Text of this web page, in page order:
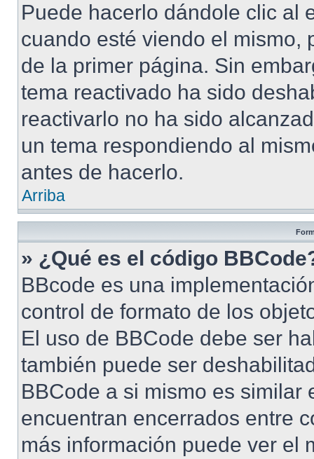
Puede hacerlo dándole clic al
cuando esté viendo el mismo,
de la primer página. Sin
tema reactivado ha sido
reactivarlo no ha sido
un tema respondiendo al
antes de hacerlo.
Arriba
» ¿Qué es el código
BBcode es una
control de formato de los
El uso de BBCode debe ser
también puede ser
BBCode a si mismo es similar
encuentran encerrados entre
más información puede ver el